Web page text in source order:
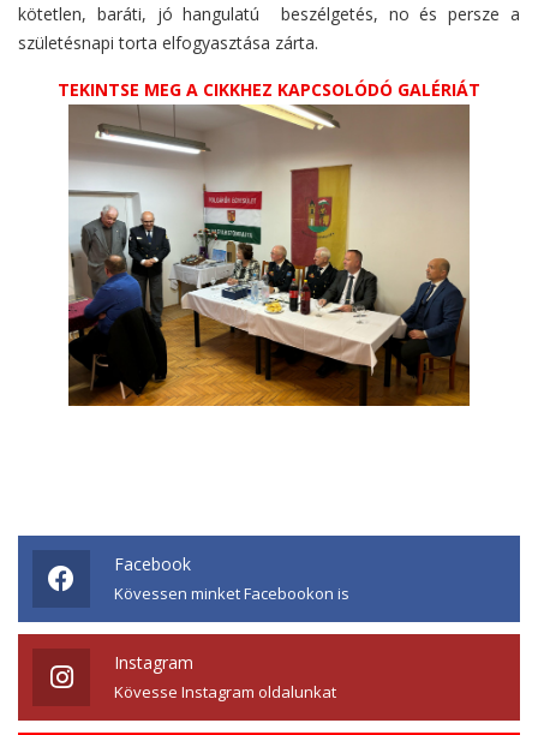
kötetlen, baráti, jó hangulatú beszélgetés, no és persze a
születésnapi torta elfogyasztása zárta.
TEKINTSE MEG A CIKKHEZ KAPCSOLÓDÓ GALÉRIÁT
Facebook
Kövessen minket Facebookon is
Instagram
Kövesse Instagram oldalunkat